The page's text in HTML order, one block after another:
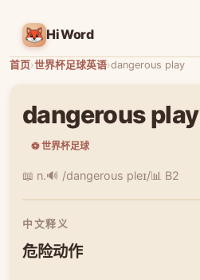
HiWord
首页›世界杯足球英语›dangerous play
dangerous play
⚽ 世界杯足球
📖 n.🔊 /dangerous pleɪ/📊 B2
中文释义
危险动作